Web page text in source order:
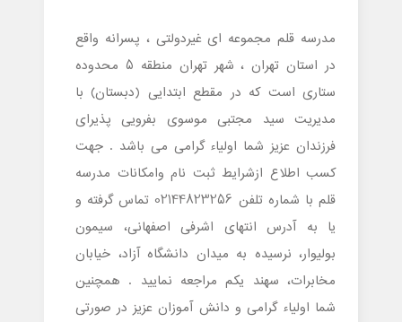
مدرسه قلم مجموعه ای غیردولتی ، پسرانه واقع
در استان تهران ، شهر تهران منطقه 5 محدوده
ستاری است که در مقطع ابتدایی (دبستان) با
مدیریت سید مجتبی موسوی بفرویی پذیرای
فرزندان عزیز شما اولیاء گرامی می باشد . جهت
کسب اطلاع ازشرایط ثبت نام وامکانات مدرسه
قلم با شماره تلفن 02144823256 تماس گرفته و
یا به آدرس انتهای اشرفی اصفهانی، سیمون
بولیوار، نرسیده به میدان دانشگاه آزاد، خیابان
مخابرات، سهند یکم مراجعه نمایید . همچنین
شما اولیاء گرامی و دانش آموزان عزیز در صورتی